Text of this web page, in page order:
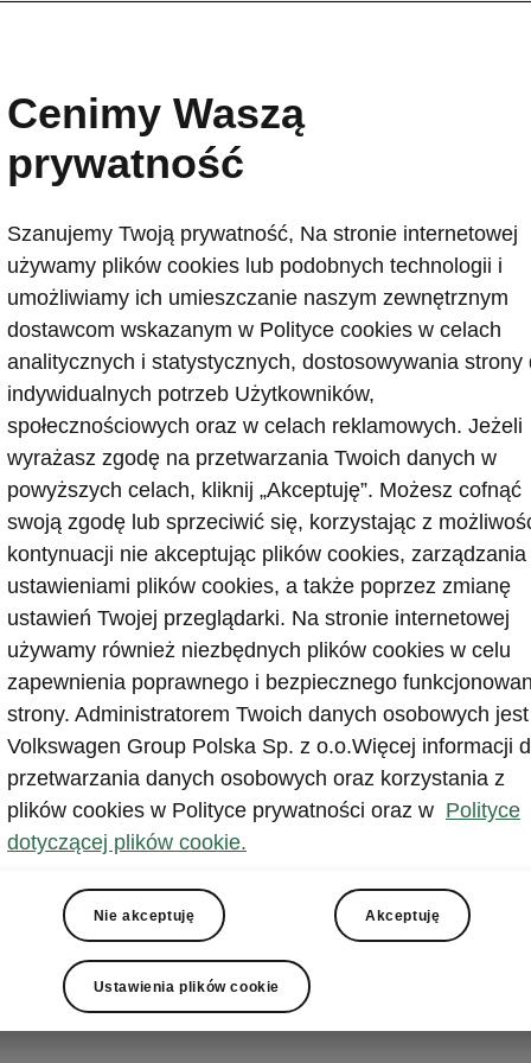
Peaq debiutuje jako elektryczny flagowiec marki,
poziom komfortu, przestrzeni i zaawansowanych
wnętrzu z opcją siedmiu miejsc oraz
nowy SUV staje się zwieńczeniem bezemisyjnej
producenta. Całkowita długość pojazdu wynosząca
rozstaw osi mierzący niemal trzy metry czynią go
Škody, a zarazem jej pierwszym przedstawicielem
dużych SUV-ów. Wraz z kompaktowym modelem Epiq,
samochodów elektrycznych marki, wzmacniając
europejskim rynku EV. Więcej informacji na temat
się na platformie Škoda PR Portal.
odzwierciedla kierunek rozwoju Škody. Łączy w
najlepsze, pozwalając nam dotrzeć do zupełnie
Jednocześnie pozostajemy wierni tradycyjnym wartościom,
cenią najbardziej: wyjątkowej przestronności,
stosunkowi jakości do ceny. Model ten odgrywa także
rolę w elektryfikacji naszej gamy. Rozbudowując
napędów, dajemy klientom swobodę wyboru
do ich codziennych potrzeb. W ten sposób
pozostaje atrakcyjną marką dla jeszcze szerszego grona
Zellmer, CEO Škoda Auto.
Cenimy Waszą
prywatność
Szanujemy Twoją prywatność, Na stronie internetowej
używamy plików cookies lub podobnych technologii i
umożliwiamy ich umieszczanie naszym zewnętrznym
dostawcom wskazanym w Polityce cookies w celach
analitycznych i statystycznych, dostosowywania strony
indywidualnych potrzeb Użytkowników,
społecznościowych oraz w celach reklamowych. Jeżeli
wyrażasz zgodę na przetwarzania Twoich danych w
powyższych celach, kliknij „Akceptuję”. Możesz cofnąć
swoją zgodę lub sprzeciwić się, korzystając z
kontynuacji nie akceptując plików cookies, zarządzania
ustawieniami plików cookies, a także poprzez zmianę
ustawień Twojej przeglądarki. Na stronie internetowej
używamy również niezbędnych plików cookies w celu
zapewnienia poprawnego i bezpiecznego
strony. Administratorem Twoich danych osobowych jest
Volkswagen Group Polska Sp. z o.o.Więcej informacji
przetwarzania danych osobowych oraz korzystania z
plików cookies w Polityce prywatności oraz w Polityce
dotyczącej plików cookie.
Nie akceptuję Akceptuję
Ustawienia plików cookie